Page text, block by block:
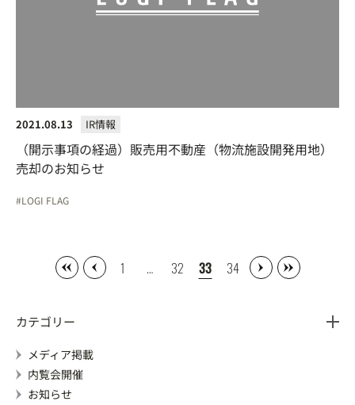
2021.08.13 IR情報
（開示事項の経過）販売用不動産（物流施設開発用地）
売却のお知らせ
LOGI FLAG
1 … 32 33 34
カテゴリー
メディア掲載
内覧会開催
お知らせ